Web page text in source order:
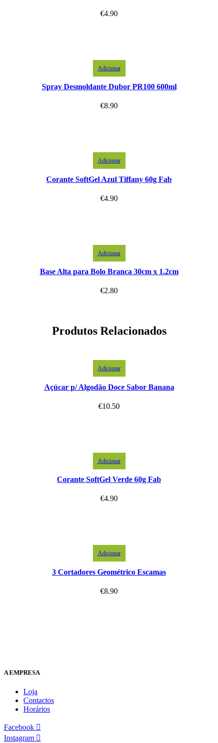
€4.90
Adicionar
Spray Desmoldante Dubor PR100 600ml
€8.90
Adicionar
Corante SoftGel Azul Tiffany 60g Fab
€4.90
Adicionar
Base Alta para Bolo Branca 30cm x 1.2cm
€2.80
Produtos Relacionados
Adicionar
Açúcar p/ Algodão Doce Sabor Banana
€10.50
Adicionar
Corante SoftGel Verde 60g Fab
€4.90
Adicionar
3 Cortadores Geométrico Escamas
€8.90
A EMPRESA
Loja
Contactos
Horários
Facebook
Instagram